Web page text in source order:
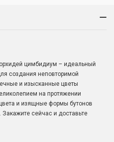
цимбидиум – идеальный
создания неповторимой
и изысканные цветы
на протяжении
и изящные формы бутонов
сейчас и доставьте